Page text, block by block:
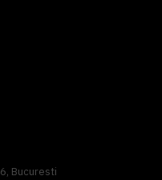
Bucuresti